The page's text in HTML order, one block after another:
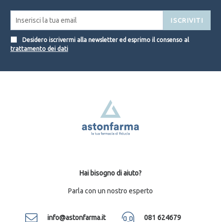
ISCRIVITI
Desidero iscrivermi alla newsletter ed esprimo il consenso al
trattamento dei dati
Hai bisogno di aiuto?
Parla con un nostro esperto
info@astonfarma.it 081 624679